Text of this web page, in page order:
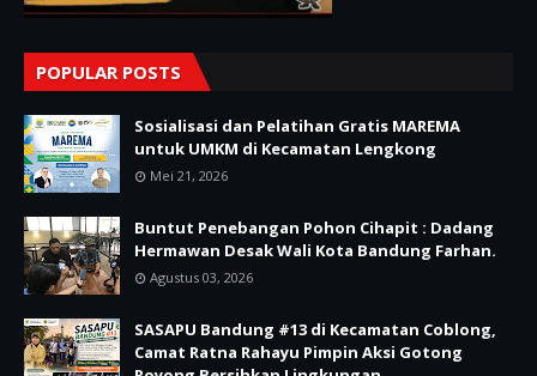
POPULAR POSTS
Sosialisasi dan Pelatihan Gratis MAREMA
untuk UMKM di Kecamatan Lengkong
Mei 21, 2026
Buntut Penebangan Pohon Cihapit : Dadang
Hermawan Desak Wali Kota Bandung Farhan.
Agustus 03, 2026
SASAPU Bandung #13 di Kecamatan Coblong,
Camat Ratna Rahayu Pimpin Aksi Gotong